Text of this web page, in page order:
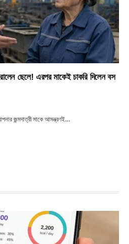
ছেলে! এরপর মাকেই চাকরি দিলেন বস
জন্মদাত্রী মাকে আমন্ত্রণই…